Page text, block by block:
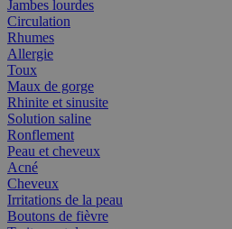
Jambes lourdes
Circulation
Rhumes
Allergie
Toux
Maux de gorge
Rhinite et sinusite
Solution saline
Ronflement
Peau et cheveux
Acné
Cheveux
Irritations de la peau
Boutons de fièvre